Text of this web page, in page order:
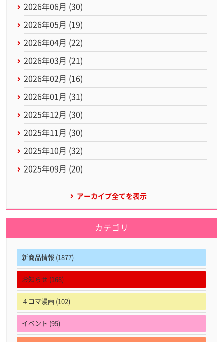
2026年06月 (30)
2026年05月 (19)
2026年04月 (22)
2026年03月 (21)
2026年02月 (16)
2026年01月 (31)
2025年12月 (30)
2025年11月 (30)
2025年10月 (32)
2025年09月 (20)
アーカイブ全てを表示
カテゴリ
新商品情報 (1877)
お知らせ (168)
４コマ漫画 (102)
イベント (95)